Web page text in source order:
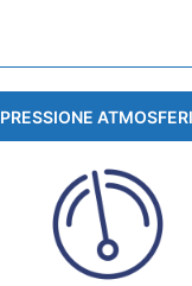
PRESSIONE